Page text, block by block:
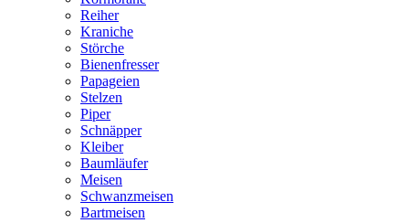
Reiher
Kraniche
Störche
Bienenfresser
Papageien
Stelzen
Piper
Schnäpper
Kleiber
Baumläufer
Meisen
Schwanzmeisen
Bartmeisen